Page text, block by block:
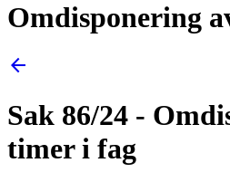
Omdisponering
arrow_back
Sak 86/24 -
timer i fag